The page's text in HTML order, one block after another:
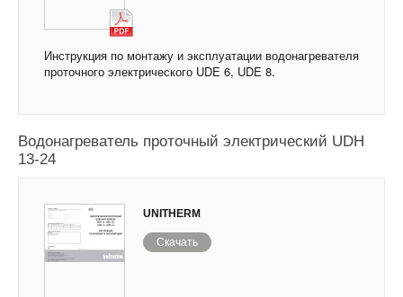
Инструкция по монтажу и эксплуатации водонагревателя
проточного электрического UDE 6, UDE 8.
Водонагреватель проточный электрический UDH
13-24
UNITHERM
Скачать